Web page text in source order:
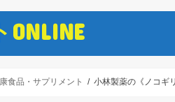
食品・サプリメント 小林製薬の《ノコギ